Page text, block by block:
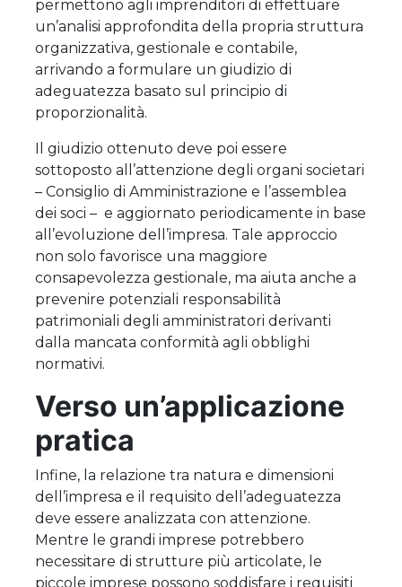
permettono agli imprenditori di effettuare
un’analisi approfondita della propria struttura
organizzativa, gestionale e contabile,
arrivando a formulare un giudizio di
adeguatezza basato sul principio di
proporzionalità.
Il giudizio ottenuto deve poi essere
sottoposto all’attenzione degli organi societari
– Consiglio di Amministrazione e l’assemblea
dei soci – e aggiornato periodicamente in base
all’evoluzione dell’impresa. Tale approccio
non solo favorisce una maggiore
consapevolezza gestionale, ma aiuta anche a
prevenire potenziali responsabilità
patrimoniali degli amministratori derivanti
dalla mancata conformità agli obblighi
normativi.
Verso un’applicazione
pratica
Infine, la relazione tra natura e dimensioni
dell’impresa e il requisito dell’adeguatezza
deve essere analizzata con attenzione.
Mentre le grandi imprese potrebbero
necessitare di strutture più articolate, le
piccole imprese possono soddisfare i requisiti